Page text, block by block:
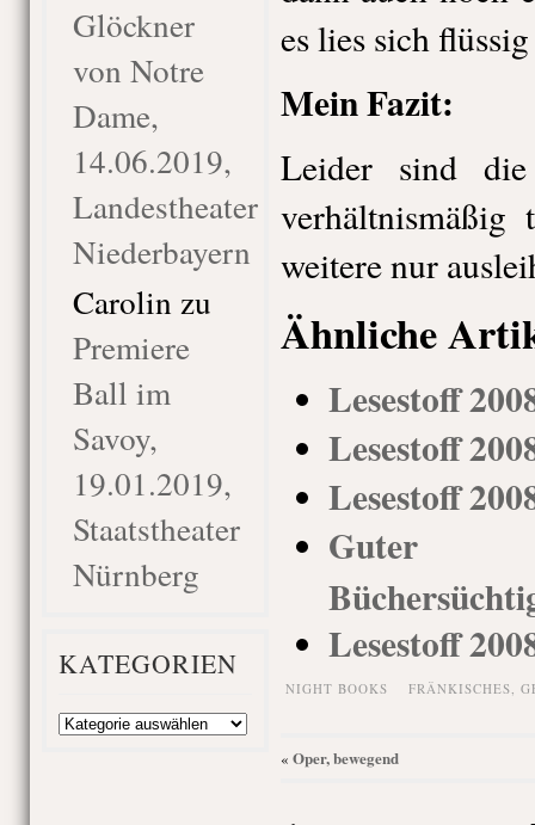
Glöckner
von Notre
Dame,
14.06.2019,
Landestheater
Niederbayern
Carolin zu
Premiere
Ball im
Savoy,
19.01.2019,
Staatstheater
Nürnberg
KATEGORIEN
Kategorien
es lies sich
Mein Fazit:
Leider sind
weitere nur
Ähnliche
Lesestoff
Lesestoff
Lesestoff
Guter
Lesestoff
NIGHT BOOKS FRÄNKISCHES
« Oper, bewegend